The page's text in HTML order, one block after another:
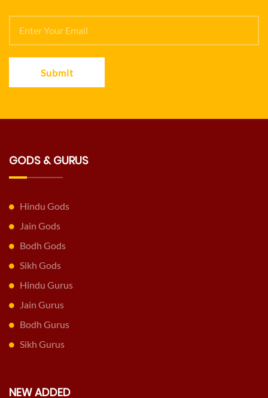
Submit
GODS & GURUS
Hindu Gods
Jain Gods
Bodh Gods
Sikh Gods
Hindu Gurus
Jain Gurus
Bodh Gurus
Sikh Gurus
NEW ADDED